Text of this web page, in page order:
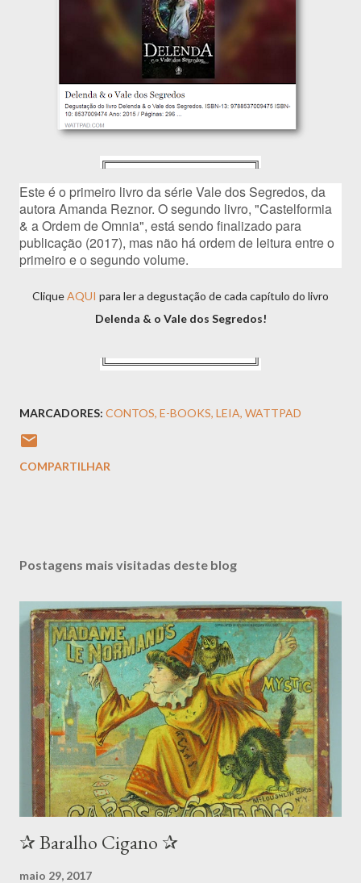
╔══════════════════╗
Este é o primeiro livro da série Vale dos Segredos, da
autora Amanda Reznor. O segundo livro, "Castelformia
& a Ordem de Omnia", está sendo finalizado para
publicação (2017), mas não há ordem de leitura entre o
primeiro e o segundo volume.
CliqueAQUI para ler a degustação de cada capítulo do livro
Delenda & o Vale dos Segredos!
╚══════════════════╝
MARCADORES: CONTOS E-BOOKS LEIA WATTPAD
COMPARTILHAR
Postagens mais visitadas deste blog
✰ Baralho Cigano ✰
maio 29, 2017